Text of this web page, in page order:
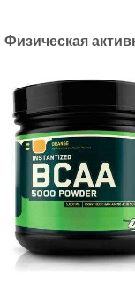
Физическая